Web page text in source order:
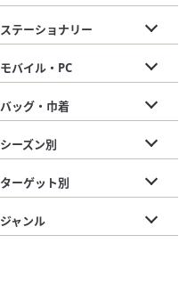
ステーショナリー
モバイル・PC
バッグ・巾着
シーズン別
ターゲット別
ジャンル